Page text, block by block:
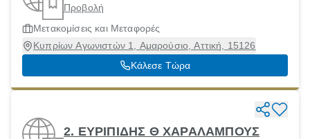
Προβολή
Μετακομίσεις και Μεταφορές
Κυπρίων Αγωνιστών 1, Αμαρούσιο, Αττική, 15126
Κάλεσε Τώρα
2. ΕΥΡΙΠΙΔΗΣ Θ ΧΑΡΑΛΑΜΠΟΥΣ